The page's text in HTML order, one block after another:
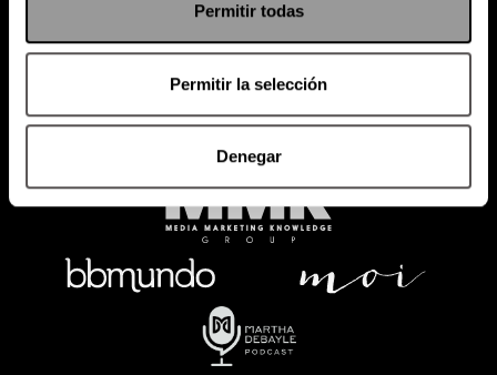
Permitir todas
Permitir la selección
Denegar
SACA TU ID